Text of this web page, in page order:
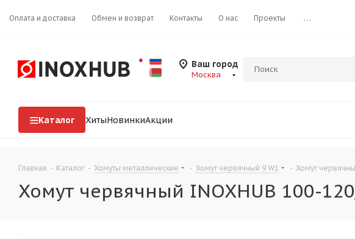
Оплата и доставка Обмен и возврат Контакты О нас Проекты ...
Ваш город
Москва
Каталог ХитыНовинкиАкции
Главная - Каталог - Хомуты металлические - Хомут червячный 9 W1 - Хомут
Хомут червячный INOXHUB 100-